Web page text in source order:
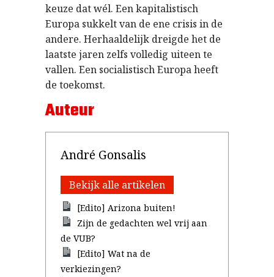
keuze dat wél. Een kapitalistisch
Europa sukkelt van de ene crisis in de
andere. Herhaaldelijk dreigde het de
laatste jaren zelfs volledig uiteen te
vallen. Een socialistisch Europa heeft
de toekomst.
Auteur
André Gonsalis
Bekijk alle artikelen
[Edito] Arizona buiten!
Zijn de gedachten wel vrij aan
de VUB?
[Edito] Wat na de
verkiezingen?